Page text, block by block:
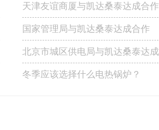
天津友谊商厦与凯达桑泰达成合作
国家管理局与凯达桑泰达成合作
北京市城区供电局与凯达桑泰达
冬季应该选择什么电热锅炉？